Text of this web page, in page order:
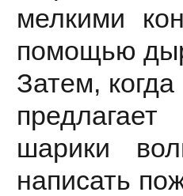
мелкими
помощью
Затем,
шарики
написать